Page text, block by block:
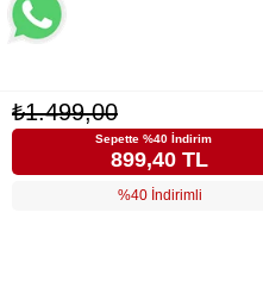
₺1.499,00
Sepette %40 İndirim
899,40 TL
%40 İndirimli